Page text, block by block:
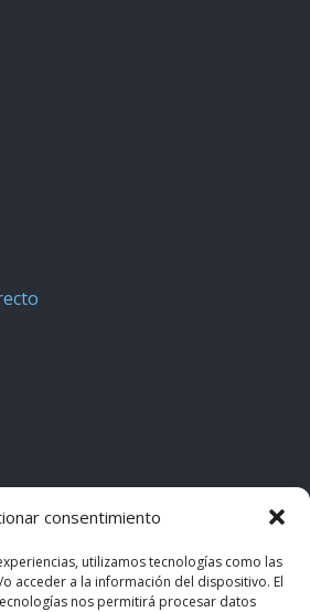
consentimiento
utilizamos tecnologías como las
acceder a la información del dispositivo. El
nos permitirá procesar datos